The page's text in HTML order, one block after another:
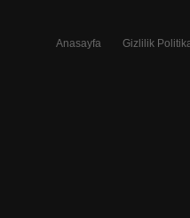
Anasayfa Gizlilik